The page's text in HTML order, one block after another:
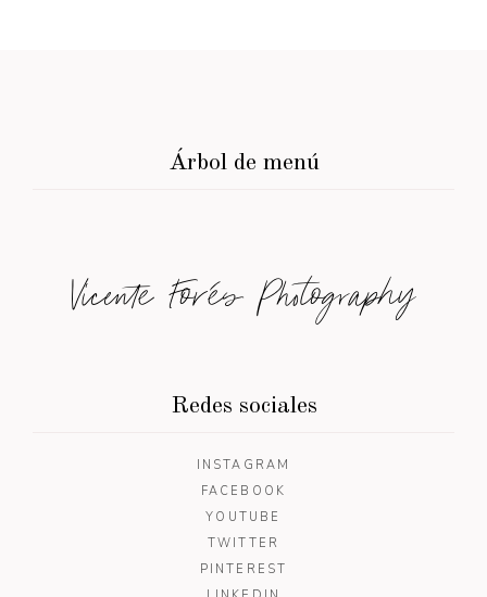
Árbol de menú
Vicente Forés Photography
Redes sociales
INSTAGRAM
FACEBOOK
YOUTUBE
TWITTER
PINTEREST